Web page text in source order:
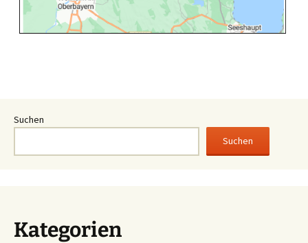
Suchen
Suchen
Kategorien